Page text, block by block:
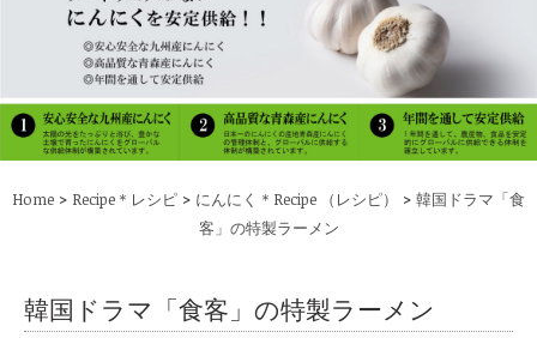
Home > Recipe＊レシピ > にんにく＊Recipe （レシピ） > 韓国ドラマ「食
客」の特製ラーメン
韓国ドラマ「食客」の特製ラーメン